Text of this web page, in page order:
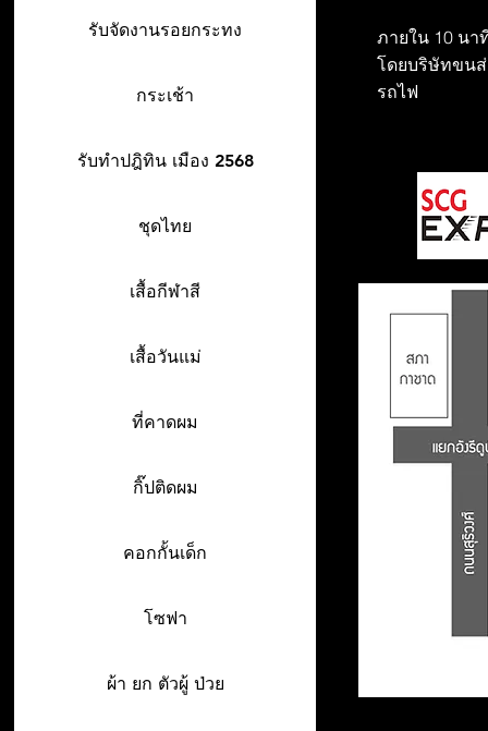
รับจัดงานรอยกระทง
กระเช้า
รับทำปฎิทิน เมือง 2568
ชุดไทย
เสื้อกีฬาสี
เสื้อวันแม่
ที่คาดผม
กิ๊ปติดผม
คอกกั้นเด็ก
โซฟา
ผ้า ยก ตัวผู้ ป่วย
ภายใน 10 นา
โดยบริษัทขน
รถไฟ